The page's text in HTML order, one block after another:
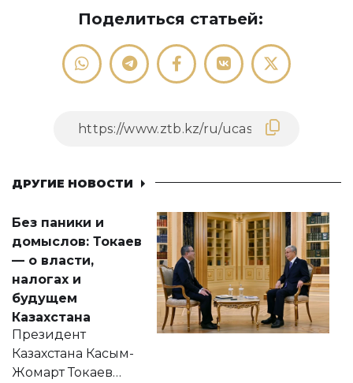
Поделиться статьей:
ДРУГИЕ НОВОСТИ
Без паники и
домыслов: Токаев
— о власти,
налогах и
будущем
Казахстана
Президент
Казахстана Касым-
Жомарт Токаев